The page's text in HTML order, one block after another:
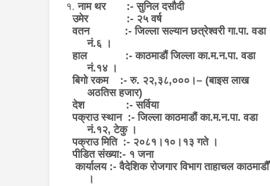
१.नाम थर :- सुनिल दसौदी
उमेर :- २५ वर्ष
वतन :- जिल्ला सल्यान छत्रेश्वरी गा.पा. वडा
नं.६ ।
हाल :- काठमाडौं जिल्ला का.म.न.पा. वडा
नं.१४ ।
बिगो रकम :- रु. २२,३८,०००।– (बाइस लाख
अठतिस हजार)
देश :- सर्विया
पक्राउ स्थान :- जिल्ला काठमाडौं का.म.न.पा. वडा
नं.१२, टेकु ।
पक्राउ मिति :- २०८१।१०।१३ गते ।
पीडित संख्या:- १ जना
कार्यालय :- वैदेशिक रोजगार विभाग ताहाचल काठमाडौँ
।